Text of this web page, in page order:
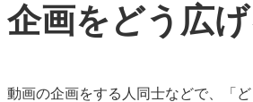
企画をどう広
動画の企画をする人同士などで、「